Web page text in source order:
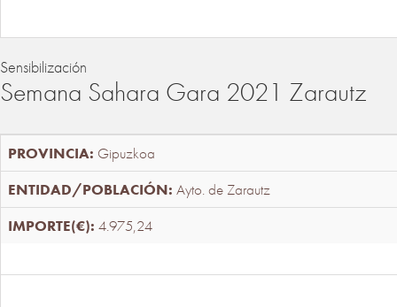
Sensibilización
Semana Sahara Gara 2021 Zarautz
Gipuzkoa
Ayto. de Zarautz
4.975,24